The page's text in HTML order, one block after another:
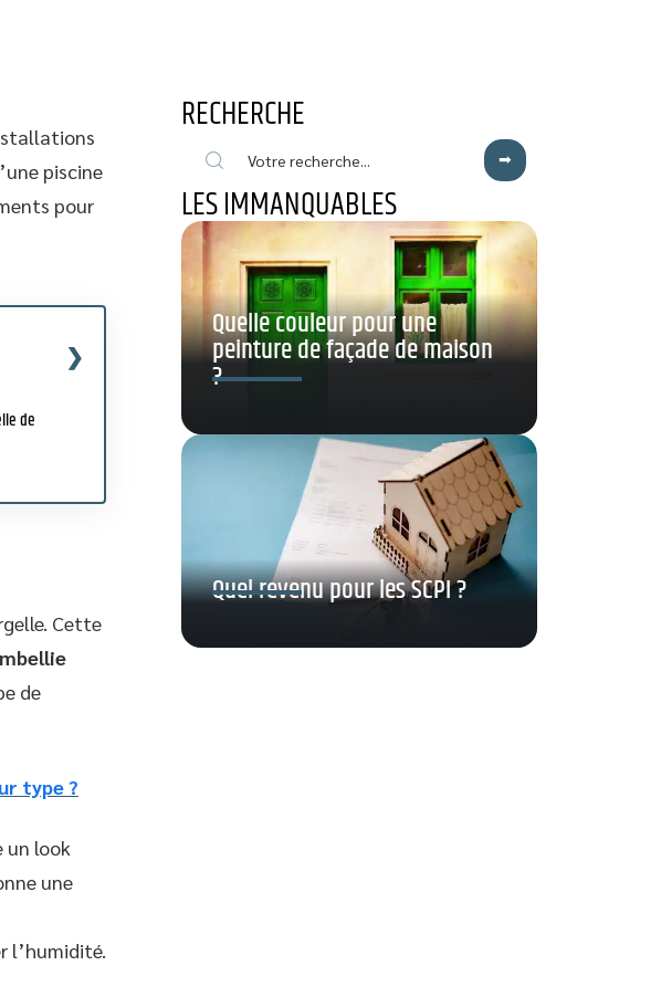
piscine
pour
de
Cette
de
type ?
un look
une
l’humidité.
RECHERCHE
LES IMMANQUABLES
Quelle couleur pour une
peinture de façade de maison
?
Quel revenu pour les SCPI ?